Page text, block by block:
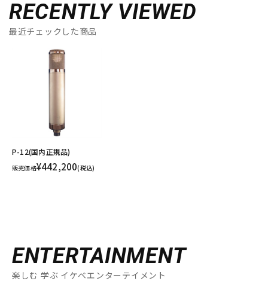
RECENTLY VIEWED
最近チェックした商品
P-12(国内正規品)
販売価格¥442,200(税込)
ENTERTAINMENT
楽しむ 学ぶ イケベエンターテイメント